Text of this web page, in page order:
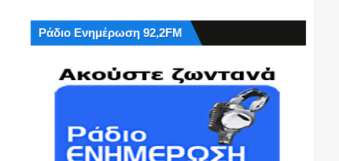
Ράδιο Ενημέρωση 92,2FM